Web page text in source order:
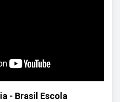
- Brasil Escola